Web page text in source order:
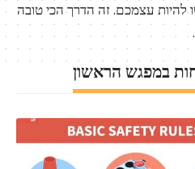
להיות עצמכם. זה הדרך הכי טובה